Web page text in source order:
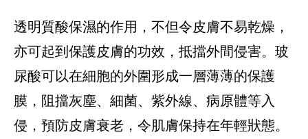
透明質酸保濕的作用，不但令皮膚不易乾燥，
亦可起到保護皮膚的功效，抵擋外間侵害。玻
尿酸可以在細胞的外圍形成一層薄薄的保護
膜，阻擋灰塵、細菌、紫外線、病原體等入